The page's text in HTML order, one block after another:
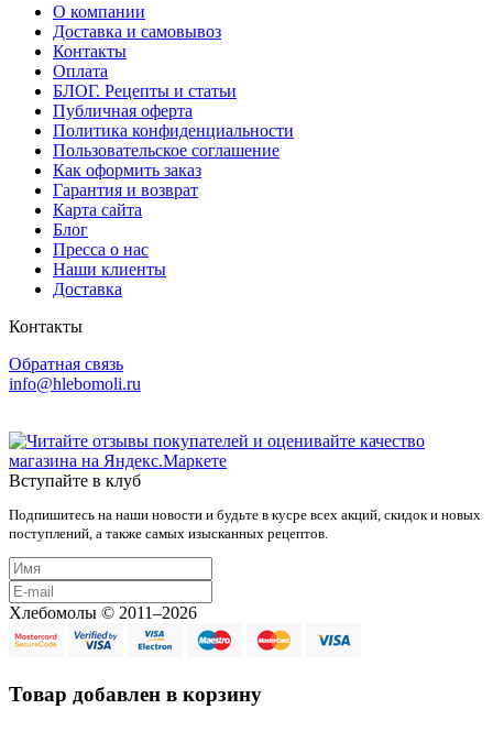
О компании
Доставка и самовывоз
Контакты
Оплата
БЛОГ. Рецепты и статьи
Публичная оферта
Политика конфиденциальности
Пользовательское соглашение
Как оформить заказ
Гарантия и возврат
Карта сайта
Блог
Пресса о нас
Наши клиенты
Доставка
Контакты
Обратная связь
info@hlebomoli.ru
Вступайте в клуб
Подпишитесь на наши новости и будьте в кусре всех акций, скидок и новых
поступлений, а также самых изысканных рецептов.
Хлебомолы © 2011–2026
Товар добавлен в корзину